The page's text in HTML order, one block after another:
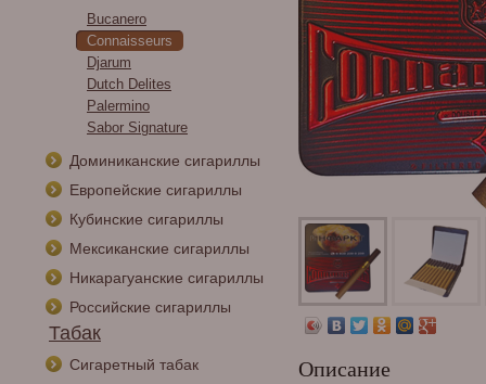
Bucanero
Connaisseurs
Djarum
Dutch Delites
Palermino
Sabor Signature
Доминиканские сигариллы
Европейские сигариллы
Кубинские сигариллы
Мексиканские сигариллы
Никарагуанские сигариллы
Российские сигариллы
Табак
Сигаретный табак
Описание